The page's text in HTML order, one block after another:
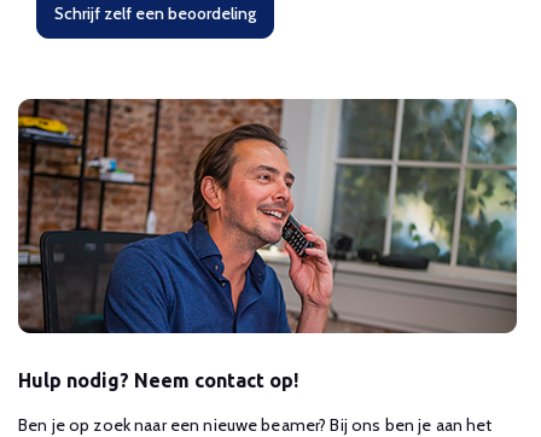
Schrijf zelf een beoordeling
Hulp nodig? Neem contact op!
Ben je op zoek naar een nieuwe beamer? Bij ons ben je aan het